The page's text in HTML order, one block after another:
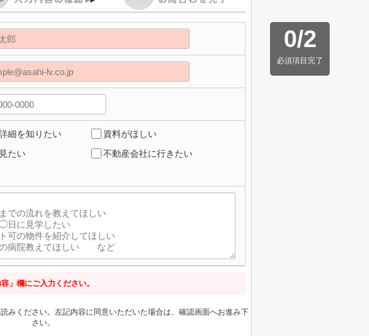
0/2
必須項目完了
細を知りたい
資料がほしい
たい
不動産会社に行きたい
」欄にご入力ください。
みください。左記内容に同意いただいた場合は、確認画面へお進み下
さい。